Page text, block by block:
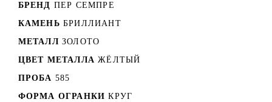
БРЕНД ПЕР СЕМПРЕ
КАМЕНЬ БРИЛЛИАНТ
МЕТАЛЛ ЗОЛОТО
ЦВЕТ МЕТАЛЛА ЖЁЛТЫЙ
ПРОБА 585
ФОРМА ОГРАНКИ КРУГ